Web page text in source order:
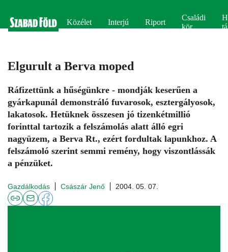
Közélet Interjú Riport
Családi
kör
Elgurult a Berva moped
Ráfizettünk a hűségünkre - mondják keserűen a
gyárkapunál demonstráló fuvarosok, esztergályosok,
lakatosok. Hetüknek összesen jó tizenkétmillió
forinttal tartozik a felszámolás alatt álló egri
nagyüzem, a Berva Rt., ezért fordultak lapunkhoz. A
felszámoló szerint semmi remény, hogy viszontlássák
a pénzüket.
Gazdálkodás Császár Jenő 2004. 05. 07.